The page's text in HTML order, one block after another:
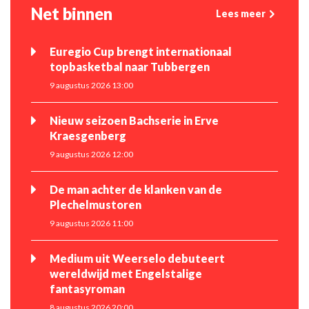
Net binnen Lees meer
Euregio Cup brengt internationaal
topbasketbal naar Tubbergen
9 augustus 2026 13:00
Nieuw seizoen Bachserie in Erve
Kraesgenberg
9 augustus 2026 12:00
De man achter de klanken van de
Plechelmustoren
9 augustus 2026 11:00
Medium uit Weerselo debuteert
wereldwijd met Engelstalige
fantasyroman